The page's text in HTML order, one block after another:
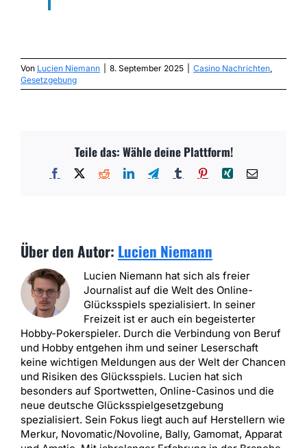
Von Lucien Niemann 8. September 2025 Casino Nachrichten
Gesetzgebung
Teile das: Wähle deine Plattform!
Facebook RedditLinkedInTelegramTumblr PinterestXing E-
Über den Autor: Lucien Niemann
Lucien Niemann hat sich als freier
Journalist auf die Welt des Online-
Glücksspiels spezialisiert. In seiner
Freizeit ist er auch ein begeisterter
Hobby-Pokerspieler. Durch die Verbindung von Beruf
und Hobby entgehen ihm und seiner Leserschaft
keine wichtigen Meldungen aus der Welt der Chancen
und Risiken des Glücksspiels. Lucien hat sich
besonders auf Sportwetten, Online-Casinos und die
neue deutsche Glücksspielgesetzgebung
spezialisiert. Sein Fokus liegt auch auf Herstellern wie
Merkur, Novomatic/Novoline, Bally, Gamomat, Apparat